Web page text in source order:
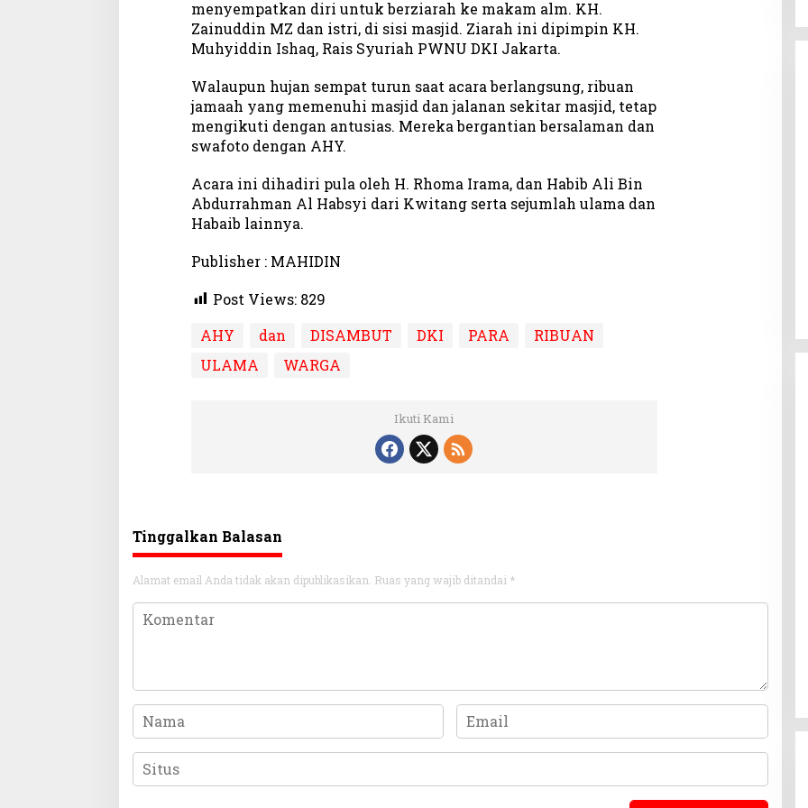
menyempatkan diri untuk berziarah ke makam alm. KH.
Zainuddin MZ dan istri, di sisi masjid. Ziarah ini dipimpin KH.
Muhyiddin Ishaq, Rais Syuriah PWNU DKI Jakarta.
Walaupun hujan sempat turun saat acara berlangsung, ribuan
jamaah yang memenuhi masjid dan jalanan sekitar masjid, tetap
mengikuti dengan antusias. Mereka bergantian bersalaman dan
swafoto dengan AHY.
Acara ini dihadiri pula oleh H. Rhoma Irama, dan Habib Ali Bin
Abdurrahman Al Habsyi dari Kwitang serta sejumlah ulama dan
Habaib lainnya.
Publisher : MAHIDIN
Post Views: 829
AHY
dan DISAMBUT DKI PARA
RIBUAN
ULAMA
WARGA
Ikuti Kami
Tinggalkan Balasan
Alamat email Anda tidak akan dipublikasikan. Ruas yang wajib ditandai *